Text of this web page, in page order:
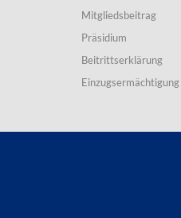
Mitgliedsbeitrag
Präsidium
Beitrittserklärung
Einzugsermächtigung